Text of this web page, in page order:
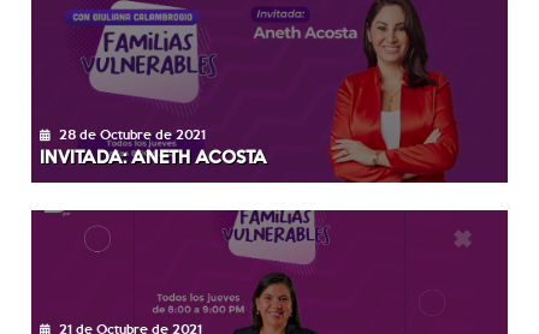
28 de Octubre de 2021
INVITADA: ANETH ACOSTA
21 de Octubre de 2021